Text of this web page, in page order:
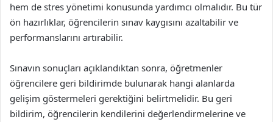
hem de stres yönetimi konusunda yardımcı olmalıdır. Bu tür
ön hazırlıklar, öğrencilerin sınav kaygısını azaltabilir ve
performanslarını artırabilir.
Sınavın sonuçları açıklandıktan sonra, öğretmenler
öğrencilere geri bildirimde bulunarak hangi alanlarda
gelişim göstermeleri gerektiğini belirtmelidir. Bu geri
bildirim, öğrencilerin kendilerini değerlendirmelerine ve